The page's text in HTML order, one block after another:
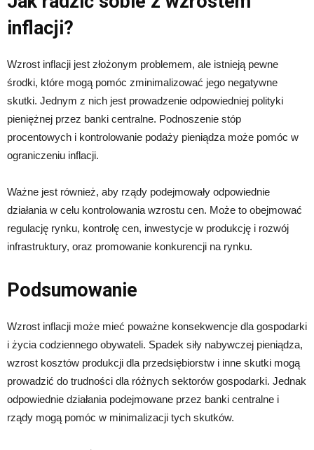
inflacji?
Wzrost inflacji jest złożonym problemem, ale istnieją pewne
środki, które mogą pomóc zminimalizować jego negatywne
skutki. Jednym z nich jest prowadzenie odpowiedniej polityki
pieniężnej przez banki centralne. Podnoszenie stóp
procentowych i kontrolowanie podaży pieniądza może pomóc w
ograniczeniu inflacji.
Ważne jest również, aby rządy podejmowały odpowiednie
działania w celu kontrolowania wzrostu cen. Może to obejmować
regulację rynku, kontrolę cen, inwestycje w produkcję i rozwój
infrastruktury, oraz promowanie konkurencji na rynku.
Podsumowanie
Wzrost inflacji może mieć poważne konsekwencje dla gospodarki
i życia codziennego obywateli. Spadek siły nabywczej pieniądza,
wzrost kosztów produkcji dla przedsiębiorstw i inne skutki mogą
prowadzić do trudności dla różnych sektorów gospodarki. Jednak
odpowiednie działania podejmowane przez banki centralne i
rządy mogą pomóc w minimalizacji tych skutków.